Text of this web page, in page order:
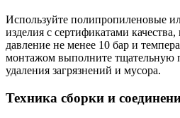
Используйте полипропиленовые
изделия с сертификатами
давление не менее 10 бар и
монтажом выполните тщательную
удаления загрязнений и мусора.
Техника сборки и